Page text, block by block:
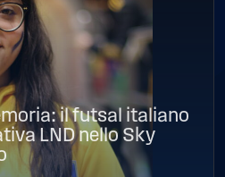
il futsal italiano
LND nello Sky